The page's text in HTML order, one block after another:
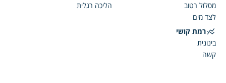
מסלול רטוב
לצד מים
הליכה רגלית
רמת קושי
בינונית
קשה